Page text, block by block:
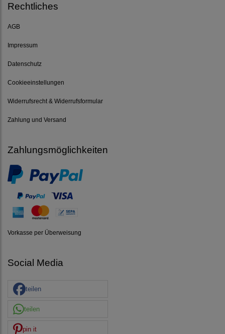
Rechtliches
AGB
Impressum
Datenschutz
Cookieeinstellungen
Widerrufsrecht & Widerrufsformular
Zahlung und Versand
Zahlungsmöglichkeiten
Vorkasse per Überweisung
Social Media
teilen
teilen
pin it